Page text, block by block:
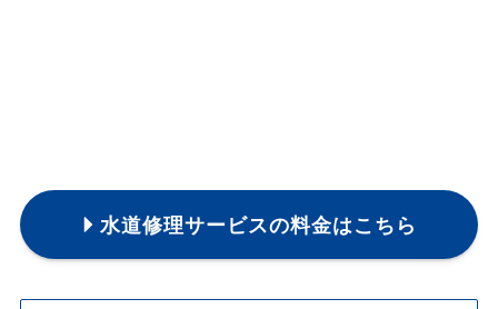
水道修理サービスの料金はこちら